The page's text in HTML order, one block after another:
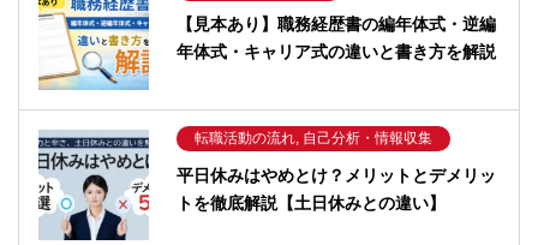
【見本あり】職務経歴書の編年体式・逆編
年体式・キャリア式の違いと書き方を解説
転職活動の流れ, 自己分析・情報収集
平日休みはやめとけ？メリットとデメリッ
トを徹底解説【土日休みとの違い】